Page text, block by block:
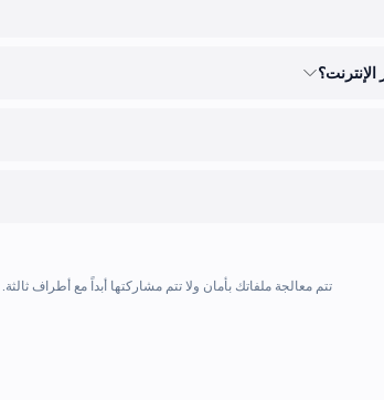
تتم معالجة ملفاتك بأمان ولا تتم مشاركتها أبداً مع أطراف ثالثة.